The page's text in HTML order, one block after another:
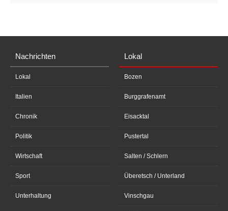
Nachrichten
Lokal
Italien
Chronik
Politik
Wirtschaft
Sport
Unterhaltung
Lokal
Bozen
Burggrafenamt
Eisacktal
Pustertal
Salten / Schlern
Überetsch / Unterland
Vinschgau